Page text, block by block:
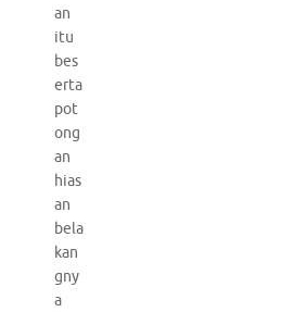
an
itu
bes
erta
pot
ong
an
hias
an
bela
kan
gny
a